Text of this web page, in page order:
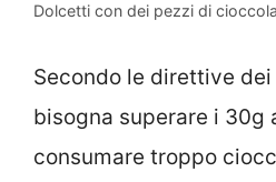
Dolcetti con dei pezzi di
Secondo le direttive
bisogna superare i 30g
consumare troppo